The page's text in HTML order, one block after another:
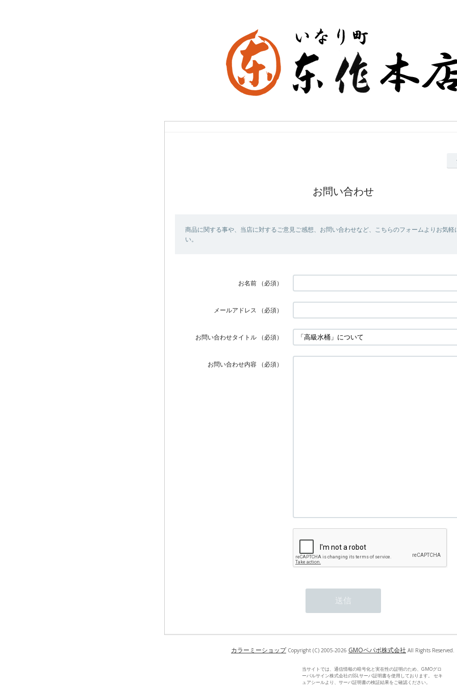
お問い合わせ
商品に関する事や、当店に対するご意見ご感想、お問い合わせなど、こちらのフォームよりお気軽
い。
お名前 （必須）
メールアドレス （必須）
お問い合わせタイトル （必須）
お問い合わせ内容 （必須）
カラーミーショップCopyright (C) 2005-2026 GMOペパボ株式会社 All Rights Reserved.
当サイトでは、通信情報の暗号化と実在性の証明のため、GMOグロ
ーバルサイン株式会社のSSLサーバ証明書を使用しております。 セキ
ュアシールより、サーバ証明書の検証結果をご確認ください。